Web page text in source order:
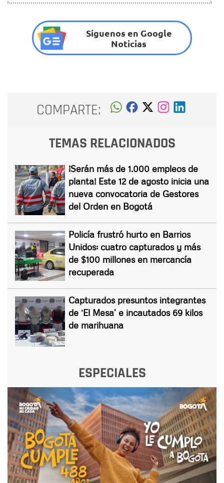
Síguenos en Google
Noticias
COMPARTE:
TEMAS RELACIONADOS
¡Serán más de 1.000 empleos de
planta! Este 12 de agosto inicia una
nueva convocatoria de Gestores
del Orden en Bogotá
Policía frustró hurto en Barrios
Unidos: cuatro capturados y más
de $100 millones en mercancía
recuperada
Capturados presuntos integrantes
de ‘El Mesa’ e incautados 69 kilos
de marihuana
ESPECIALES